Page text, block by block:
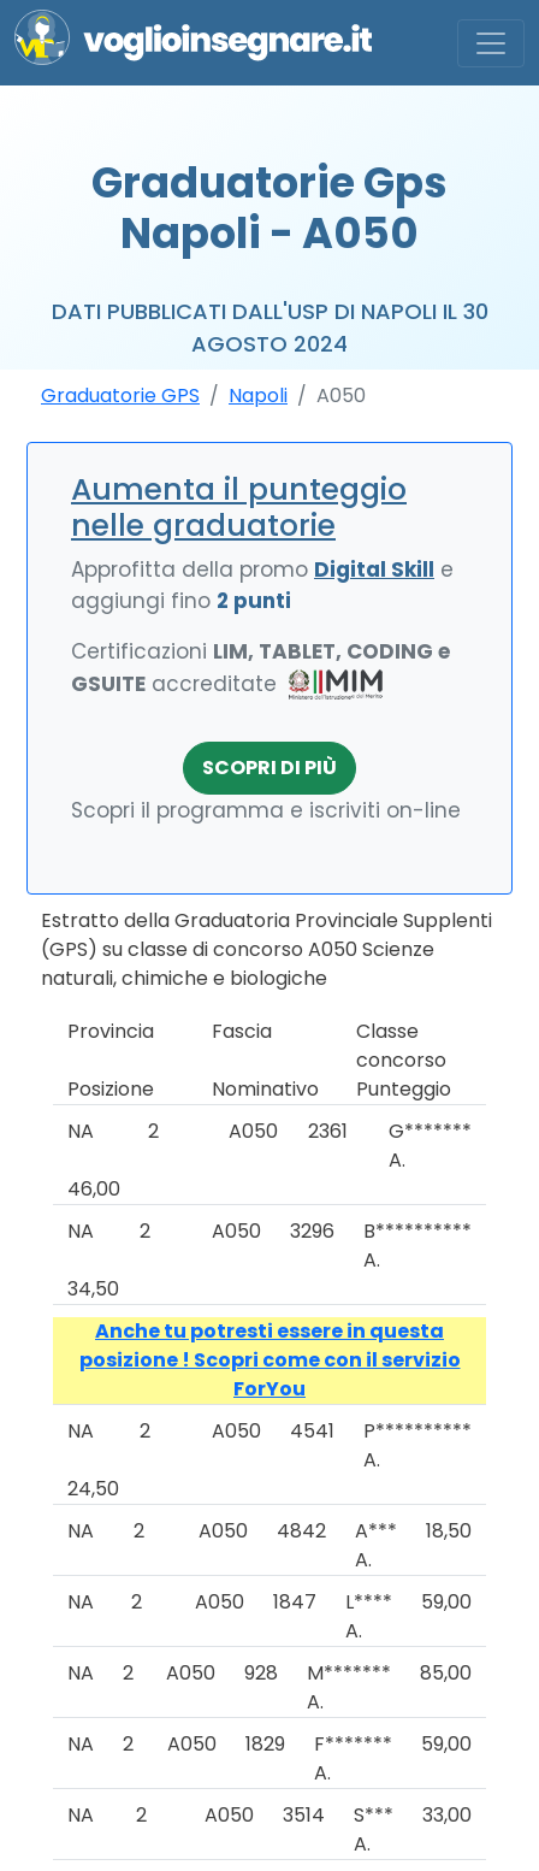
Graduatorie Gps
Napoli - A050
DATI PUBBLICATI DALL'USP DI NAPOLI IL 30
AGOSTO 2024
Graduatorie GPS Napoli A050
Aumenta il punteggio
nelle graduatorie
Approfitta della promo Digital Skill e
aggiungi fino 2 punti
Certificazioni LIM, TABLET, CODING e
GSUITE accreditate
SCOPRI DI PIÙ
Scopri il programma e iscriviti on-line
Estratto della Graduatoria Provinciale Supplenti
(GPS) su classe di concorso A050 Scienze
naturali, chimiche e biologiche
Provincia
Fascia
Classe
concorso
Posizione
Nominativo
Punteggio
NA
2 A050 2361
G*******
A.
46,00
NA
2 A050 3296
B**********
A.
34,50
Anche tu potresti essere in questa
posizione ! Scopri come con il servizio
ForYou
NA
2 A050 4541
P**********
A.
24,50
NA
2 A050 4842
A***
A.
18,50
NA 2 A050 1847
L****
A.
59,00
NA 2 A050 928
M*******
A.
85,00
NA 2 A050 1829
F*******
A.
59,00
NA 2 A050 3514
S***
A.
33,00